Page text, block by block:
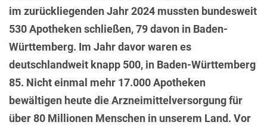
im zurückliegenden Jahr 2024 mussten bundesweit
530 Apotheken schließen, 79 davon in Baden-
Württemberg. Im Jahr davor waren es
deutschlandweit knapp 500, in Baden-Württemberg
85. Nicht einmal mehr 17.000 Apotheken
bewältigen heute die Arzneimittelversorgung für
über 80 Millionen Menschen in unserem Land. Vor